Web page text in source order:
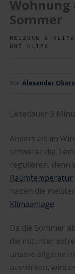
Wohnung
Sommer
HEIZUNG &
UND KLIMA
Von Alexander
Lesedauer 3
Anders als im
schwerer die
regulieren, denn
Raumtemperatur
haben die
Klimaanlage.
Da die Sommer
die mitunter
unsere
auswirken, wird